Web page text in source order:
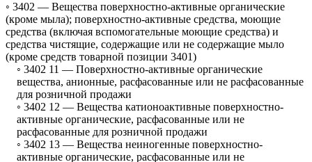
◦ 3402 — Вещества поверхностно-активные органические
(кроме мыла); поверхностно-активные средства, моющие
средства (включая вспомогательные моющие средства) и
средства чистящие, содержащие или не содержащие мыло
(кроме средств товарной позиции 3401)
◦ 3402 11 — Поверхностно-активные органические
вещества, анионные, расфасованные или не расфасованные
для розничной продажи
◦ 3402 12 — Вещества катионоактивные поверхностно-
активные органические, расфасованные или не
расфасованные для розничной продажи
◦ 3402 13 — Вещества неиногенные поверхностно-
активные органические, расфасованные или не